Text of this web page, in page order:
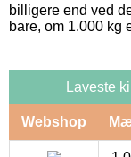
billigere end ved
bare, om 1.000 kg
Laveste
Webshop